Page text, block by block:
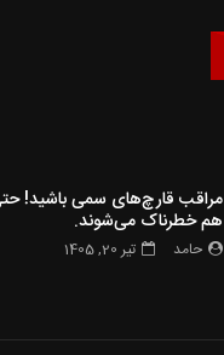
مراقب قارچ‌های سمی باشید!
هم خطرناک می‌شوند.
حامد تیر 20, 1405